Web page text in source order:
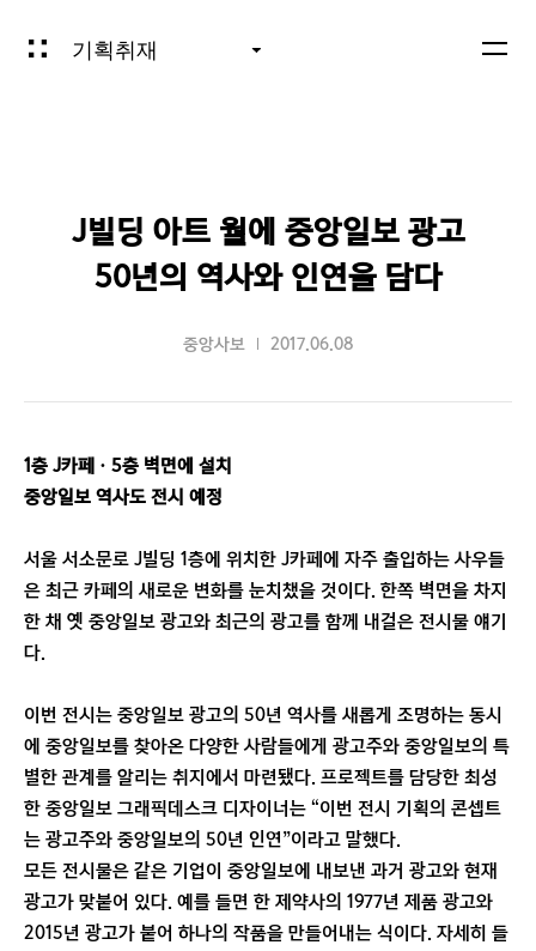
기획취재
J빌딩 아트 월에 중앙일보 광고
50년의 역사와 인연을 담다
중앙사보 2017.06.08
1층 J카페ㆍ5층 벽면에 설치
중앙일보 역사도 전시 예정
서울 서소문로 J빌딩 1층에 위치한 J카페에 자주 출입하는 사우들
은 최근 카페의 새로운 변화를 눈치챘을 것이다. 한쪽 벽면을 차지
한 채 옛 중앙일보 광고와 최근의 광고를 함께 내걸은 전시물 얘기
다.
이번 전시는 중앙일보 광고의 50년 역사를 새롭게 조명하는 동시
에 중앙일보를 찾아온 다양한 사람들에게 광고주와 중앙일보의 특
별한 관계를 알리는 취지에서 마련됐다. 프로젝트를 담당한 최성
한 중앙일보 그래픽데스크 디자이너는 “이번 전시 기획의 콘셉트
는 광고주와 중앙일보의 50년 인연”이라고 말했다.
모든 전시물은 같은 기업이 중앙일보에 내보낸 과거 광고와 현재
광고가 맞붙어 있다. 예를 들면 한 제약사의 1977년 제품 광고와
2015년 광고가 붙어 하나의 작품을 만들어내는 식이다. 자세히 들